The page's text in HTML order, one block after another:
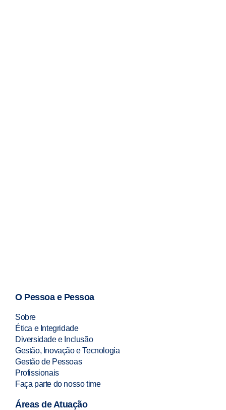
O Pessoa e Pessoa
Sobre
Ética e Integridade
Diversidade e Inclusão
Gestão, Inovação e Tecnologia
Gestão de Pessoas
Profissionais
Faça parte do nosso time
Áreas de Atuação